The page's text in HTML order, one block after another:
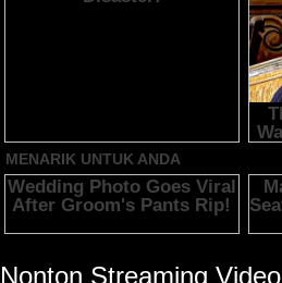
Nonton Streaming Video